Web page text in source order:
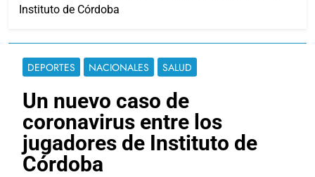
Instituto de Córdoba
DEPORTES NACIONALES SALUD
Un nuevo caso de
coronavirus entre los
jugadores de Instituto de
Córdoba